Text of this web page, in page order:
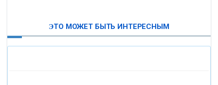
ЭТО МОЖЕТ БЫТЬ ИНТЕРЕСНЫМ